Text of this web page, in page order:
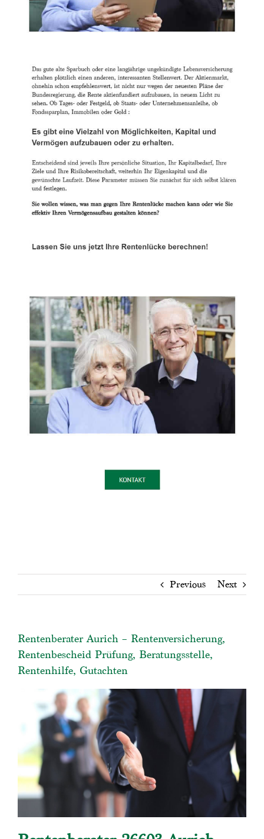
Previous Next
Rentenberater Aurich – Rentenversicherung,
Rentenbescheid Prüfung, Beratungsstelle,
Rentenhilfe, Gutachten